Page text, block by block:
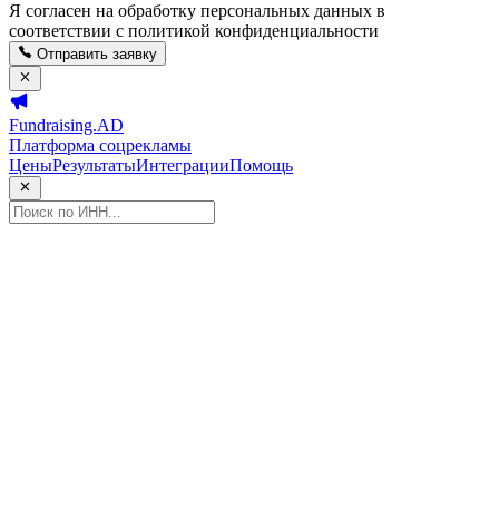
Я согласен на обработку персональных данных в
соответствии с политикой конфиденциальности
Отправить заявку
Fundraising.AD
Платформа соцрекламы
ЦеныРезультатыИнтеграцииПомощь